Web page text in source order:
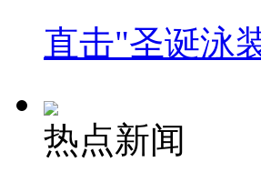
直击"圣诞泳
热点新闻